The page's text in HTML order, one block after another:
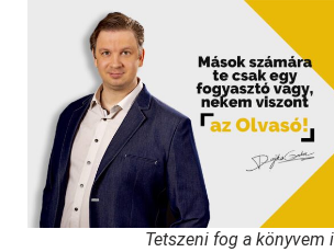
Tetszeni fog a könyvem